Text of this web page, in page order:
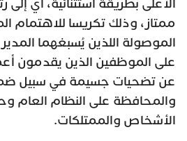
الأعلى بطريقة استثنائية، أي
ممتاز، وذلك تكريسا للاهتمام
الموصولة اللذين يُسبغهما
على الموظفين الذين يقدمون
عن تضحيات جسيمة في سبيل
والمحافظة على النظام العام
الأشخاص والممتلكات.